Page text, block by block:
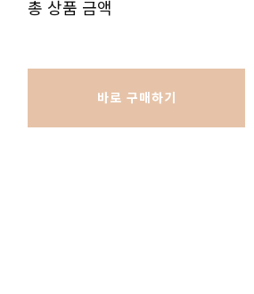
총 상품 금액
바로 구매하기